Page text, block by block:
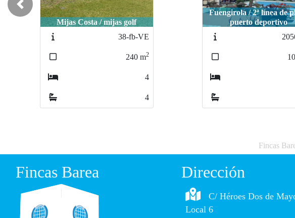
Fuengirola / 2ª línea de playa
puerto deportivo
2056-FB
107 m2
3
2
Fuengirola / PLAYA
CASTILLO SOHAIL
Previous
Fincas
Fincas Barea Dirección
C/ Héroes Dos de
Local 6